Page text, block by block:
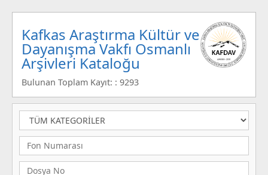
Kafkas Araştırma Kültür ve
Dayanışma Vakfı Osmanlı
Arşivleri Kataloğu
Bulunan Toplam Kayıt: : 9293